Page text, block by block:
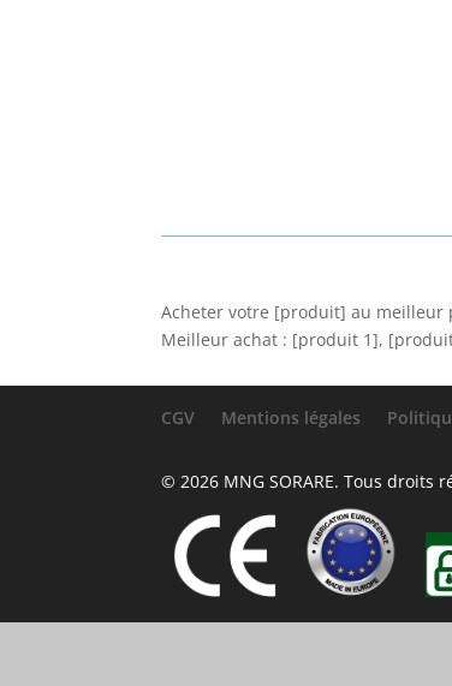
Acheter votre [produit] au
Meilleur achat : [produit 1],
CGV Mentions légales
© 2026 MNG SORARE. Tous droits